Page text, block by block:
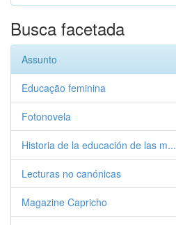
Busca facetada
Assunto
Educação feminina
Fotonovela
Historia de la educación de las m...
Lecturas no canónicas
Magazine Capricho